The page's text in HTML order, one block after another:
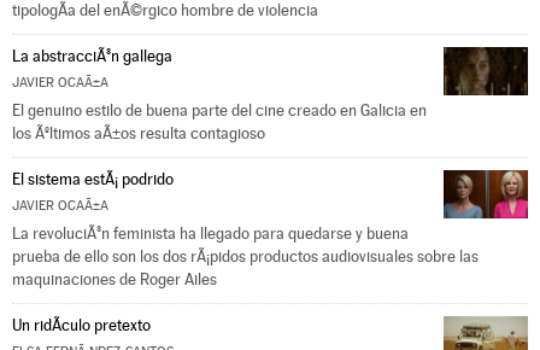
tipologÃ­a del enÃ©rgico hombre de violencia
La abstracciÃ³n gallega
JAVIER OCAÃ±A
El genuino estilo de buena parte del cine creado en Galicia en
los Ãºltimos aÃ±os resulta contagioso
El sistema estÃ¡ podrido
JAVIER OCAÃ±A
La revoluciÃ³n feminista ha llegado para quedarse y buena
prueba de ello son los dos rÃ¡pidos productos audiovisuales sobre las
maquinaciones de Roger Ailes
Un ridÃ­culo pretexto